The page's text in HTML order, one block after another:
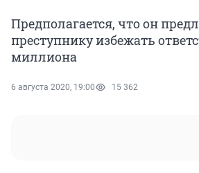
Предполагается, что он
преступнику избежать
миллиона
6 августа 2020, 19:00 15 362